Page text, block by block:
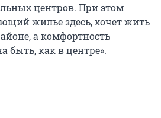
центров. При этом
жилье здесь, хочет жить
а комфортность
как в центре».